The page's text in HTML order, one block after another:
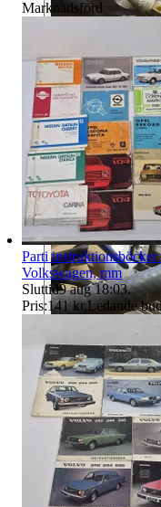
Marknadsförd
Parti
Volkswagen, mm
Sluttid9 aug 18:03.
Pris:141 kr,Ledande